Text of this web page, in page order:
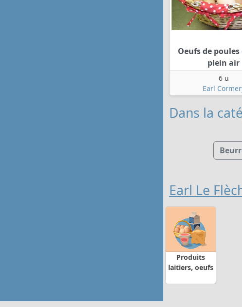
Oeufs de poules
plein air
6 u
Earl
Dans la
Earl Le
Produits
laitiers, oeufs